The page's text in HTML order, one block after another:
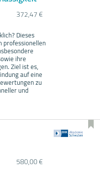
372,47 €
Dieses
professionellen
ihre
Ziel ist es,
auf eine
zu
und
580,00 €